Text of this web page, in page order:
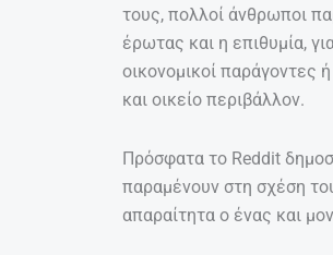
τους, πολλοί άνθρωποι
έρωτας και η επιθυμία,
οικονομικοί παράγοντες
και οικείο περιβάλλον.
Πρόσφατα το Reddit
παραμένουν στη σχέση
απαραίτητα ο ένας και